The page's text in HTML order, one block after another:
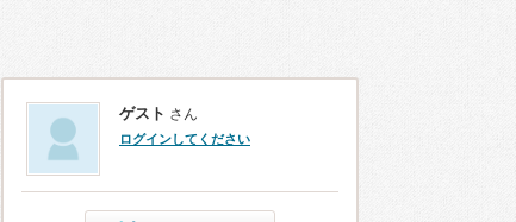
ゲスト さん
ログインしてください